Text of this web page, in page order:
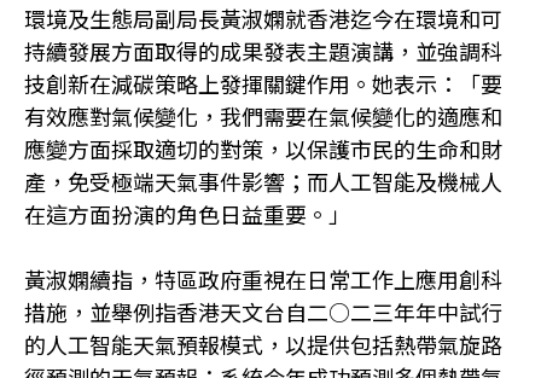
環境及生態局副局長黃淑嫻就香港迄今在環境和可
持續發展方面取得的成果發表主題演講，並強調科
技創新在減碳策略上發揮關鍵作用。她表示：「要
有效應對氣候變化，我們需要在氣候變化的適應和
應變方面採取適切的對策，以保護市民的生命和財
產，免受極端天氣事件影響；而人工智能及機械人
在這方面扮演的角色日益重要。」
黃淑嫻續指，特區政府重視在日常工作上應用創科
措施，並舉例指香港天文台自二○二三年年中試行
的人工智能天氣預報模式，以提供包括熱帶氣旋路